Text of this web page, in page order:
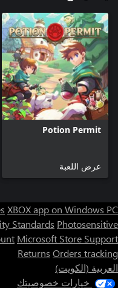
Potion Permit
عرض اللعبة
XBOX app on Windows PC
Standards Photosensitive
Microsoft Store Support
Returns Orders tracking
العربية (الكويت)
خيارات خصوصيتك